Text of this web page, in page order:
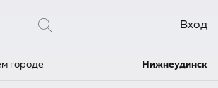
Вход
городе Нижнеудинск